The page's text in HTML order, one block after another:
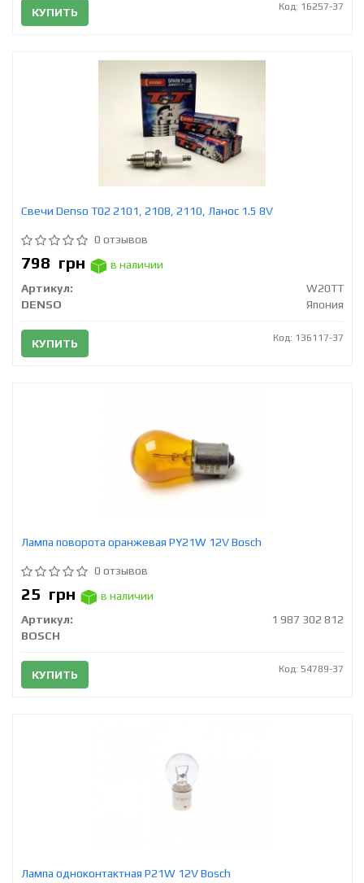
КУПИТЬ Код: 16257-37
Свечи Denso T02 2101, 2108, 2110, Ланос 1.5 8V
0 отзывов
798 грн
в наличии
Артикул:
W20TT
DENSO
Япония
КУПИТЬ Код: 136117-37
Лампа поворота оранжевая PY21W 12V Bosch
0 отзывов
25 грн
в наличии
Артикул:
1 987 302 812
BOSCH
КУПИТЬ Код: 54789-37
Лампа одноконтактная P21W 12V Bosch